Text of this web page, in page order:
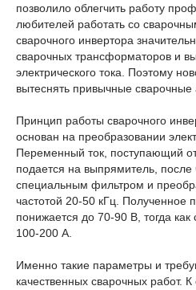
позволило облегчить работу
любителей работать со
сварочного инвертора
сварочных трансформаторов и
электрического тока. Поэтому
вытеснять привычные сварочные
Принцип работы сварочного
основан на преобразовании
Переменный ток, поступающий от
подается на выпрямитель, после
специальным фильтром и
частотой 20-50 кГц. Полученное
понижается до 70-90 В, тогда
100-200 А.
Именно такие параметры и
качественных сварочных работ.